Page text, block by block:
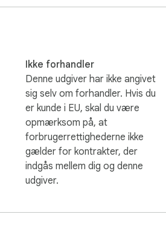
high-quality video downloads!
Ikke forhandler
Denne udgiver har ikke angivet
sig selv om forhandler. Hvis du
er kunde i EU, skal du være
opmærksom på, at
forbrugerrettighederne ikke
gælder for kontrakter, der
indgås mellem dig og denne
udgiver.